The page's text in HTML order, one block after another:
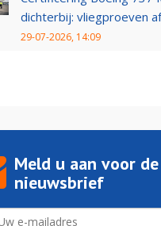
dichterbij: vliegproeven
29-07-2026, 14:09
Meld u aan voor de
nieuwsbrief